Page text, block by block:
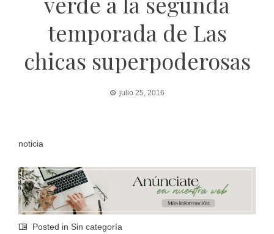
temporada de Las
chicas superpoderosas
julio 25, 2016
noticia
Posted in Sin categoría